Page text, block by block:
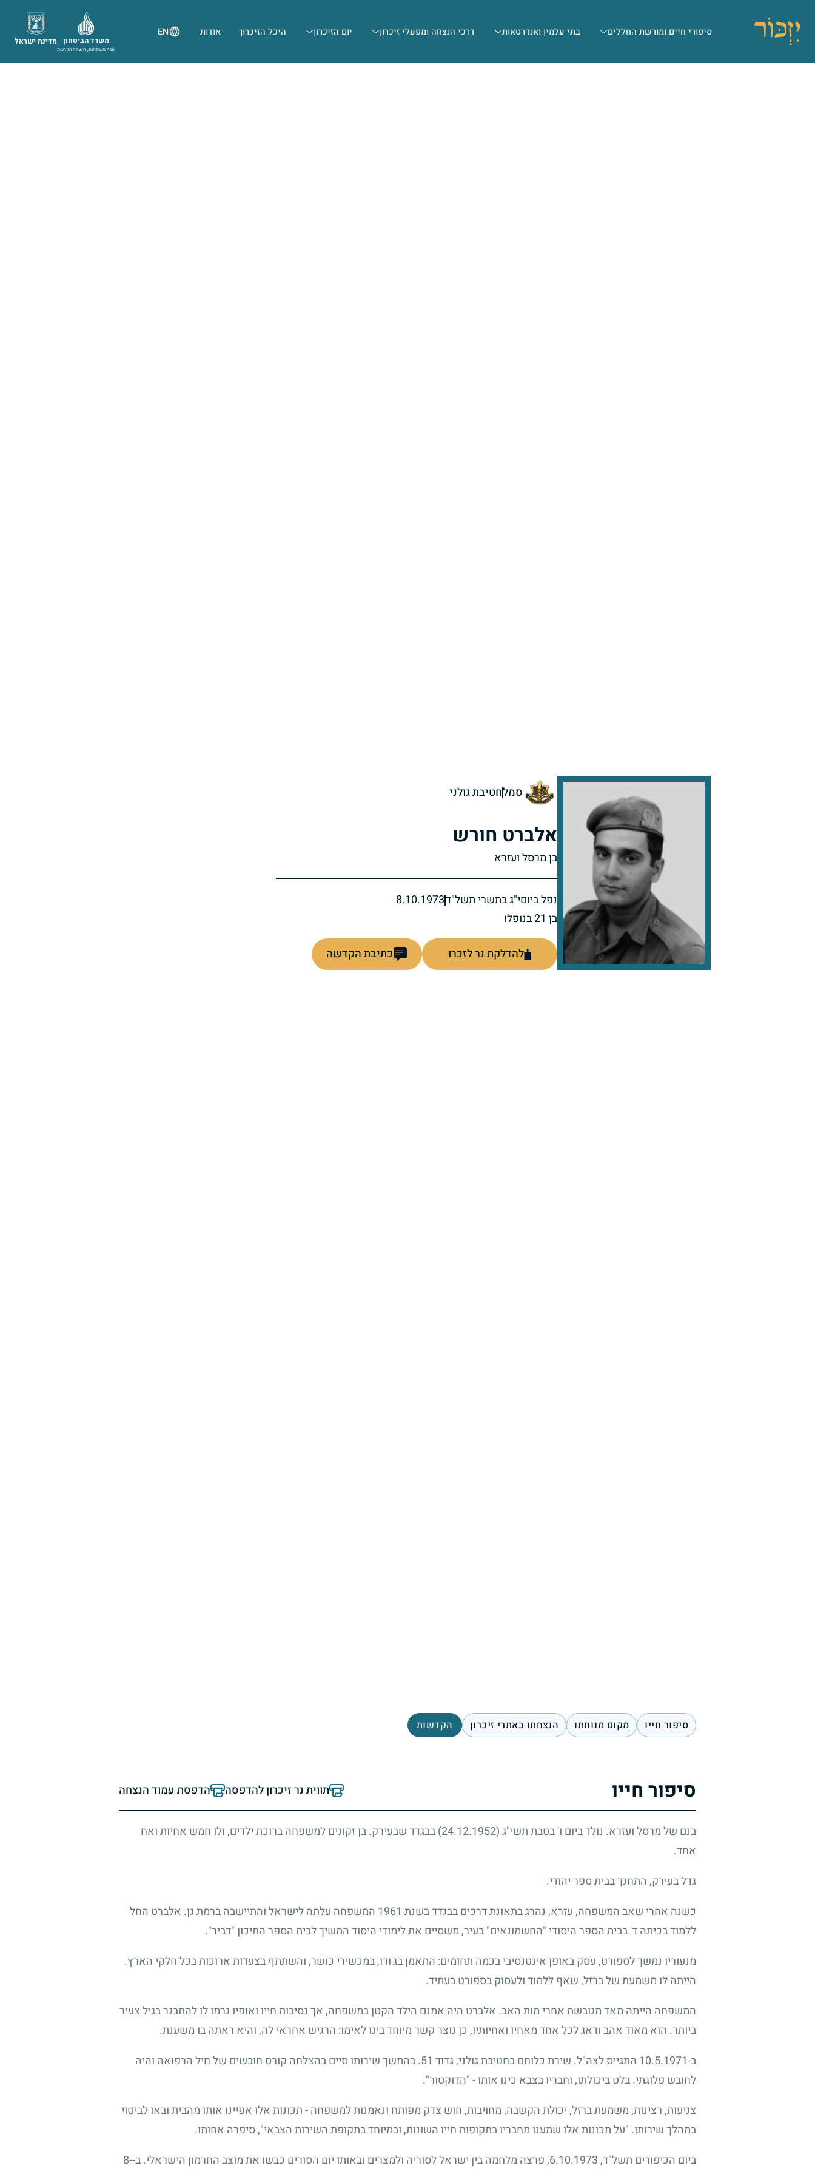
סיפורי חיים ומורשת החללים בתי עלמין ואנדרטאות דרכי הנצחה ומפעלי זיכרון יום הזיכרון היכל הזיכרון אודות EN
מדינת ישראל משרד הביטחון
אגף משפחות, הנצחה ומורשת
סמלחטיבת גולני
אלברט חורש
בן מרסל ועזרא
נפל ביוםי"ג בתשרי תשל"ד8.10.1973
בן 21 בנופלו
להדלקת נר לזכרו כתיבת הקדשה
סיפור חייו מקום מנוחתו הנצחתו באתרי זיכרון הקדשות
סיפור חייו תווית נר זיכרון להדפסה הדפסת עמוד הנצחה
בנם של מרסל ועזרא. נולד ביום ו' בטבת תשי"ג(24.12.1952)
בבגדד שבעירק. בן זקונים למשפחה ברוכת ילדים, ולו חמש אחיות ואח
אחד.
גדל בעירק, התחנך בבית ספר יהודי.
כשנה אחרי שאב המשפחה, עזרא, נהרג בתאונת דרכים בבגדד בשנת 1961 המשפחה עלתה לישראל והתיישבה ברמת גן. אלברט החל
ללמוד בכיתה ד' בבית הספר היסודי "החשמונאים" בעיר, משסיים את לימודי היסוד המשיך לבית הספר התיכון "דביר".
מנעוריו נמשך לספורט, עסק באופן אינטנסיבי בכמה תחומים: התאמן בג'ודו, במכשירי כושר, והשתתף בצעדות ארוכות בכל חלקי הארץ.
הייתה לו משמעת של ברזל, שאף ללמוד ולעסוק בספורט בעתיד.
המשפחה הייתה מאד מגובשת אחרי מות האב. אלברט היה אמנם הילד הקטן במשפחה, אך נסיבות חייו ואופיו גרמו לו להתבגר בגיל צעיר
ביותר. הוא מאוד אהב ודאג לכל אחד מאחיו ואחיותיו, כן נוצר קשר מיוחד בינו לאימו: הרגיש אחראי לה, והיא ראתה בו משענת.
ב-10.5.1971 התגייס לצה"ל. שירת כלוחם בחטיבת גולני, גדוד 51. בהמשך שירותו סיים בהצלחה קורס חובשים של חיל הרפואה והיה
לחובש פלוגתי. בלט ביכולתו, וחבריו בצבא כינו אותו - "הדוקטור".
צניעות, רצינות, משמעת ברזל, יכולת הקשבה, מחויבות, חוש צדק מפותח ונאמנות למשפחה - תכונות אלו אפיינו אותו מהבית ובאו לביטוי
במהלך שירותו. "על תכונות אלו שמענו מחבריו בתקופות חייו השונות, ובמיוחד בתקופת השירות הצבאי", סיפרה אחותו.
ביום הכיפורים תשל"ד, 6.10.1973, פרצה מלחמה בין ישראל לסוריה ולמצרים ובאותו יום הסורים כבשו את מוצב החרמון הישראלי. ב-8-